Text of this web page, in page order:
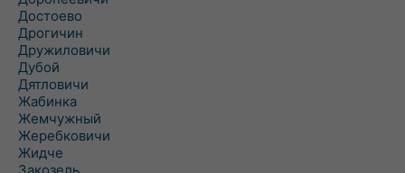
Достоево
Дрогичин
Дружиловичи
Дубой
Дятловичи
Жабинка
Жемчужный
Жеребковичи
Жидче